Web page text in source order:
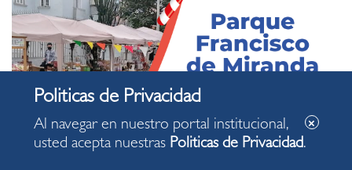
Al navegar en nuestro portal institucional,
usted acepta nuestras Politicas de Privacidad.